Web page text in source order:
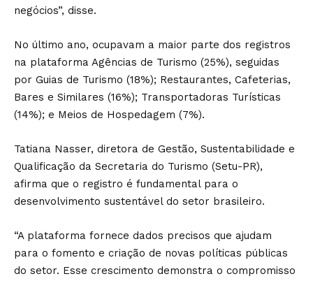
negócios”, disse.
No último ano, ocupavam a maior parte dos registros
na plataforma Agências de Turismo (25%), seguidas
por Guias de Turismo (18%); Restaurantes, Cafeterias,
Bares e Similares (16%); Transportadoras Turísticas
(14%); e Meios de Hospedagem (7%).
Tatiana Nasser, diretora de Gestão, Sustentabilidade e
Qualificação da Secretaria do Turismo (Setu-PR),
afirma que o registro é fundamental para o
desenvolvimento sustentável do setor brasileiro.
“A plataforma fornece dados precisos que ajudam
para o fomento e criação de novas políticas públicas
do setor. Esse crescimento demonstra o compromisso